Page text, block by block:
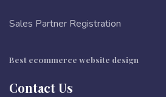
Sales Partner Registration
Best ecommerce website design
Contact Us